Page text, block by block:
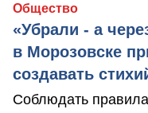
Общество
«Убрали - а
в Морозовске
создавать
Соблюдать